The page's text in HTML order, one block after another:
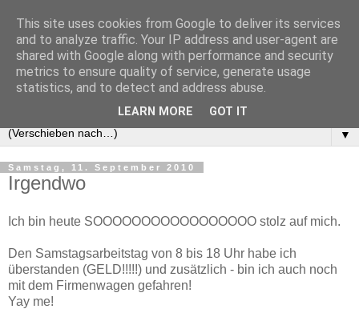
▼
Samstag, 11. September 2010
Irgendwo
Ich bin heute SOOOOOOOOOOOOOOOOO stolz auf mich.
Den Samstagsarbeitstag von 8 bis 18 Uhr habe ich
überstanden (GELD!!!!!) und zusätzlich - bin ich auch noch
mit dem Firmenwagen gefahren!
Yay me!
This site uses cookies from Google to deliver its services
and to analyze traffic. Your IP address and user-agent are
shared with Google along with performance and security
metrics to ensure quality of service, generate usage
statistics, and to detect and address abuse.
LEARN MORE GOT IT